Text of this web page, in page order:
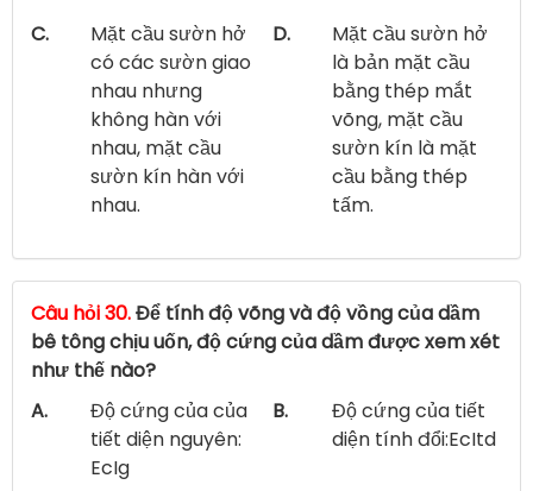
C.
Mặt cầu sườn hở
có các sườn giao
nhau nhưng
không hàn với
nhau, mặt cầu
sườn kín hàn với
nhau.
D.
Mặt cầu sườn hở
là bản mặt cầu
bằng thép mắt
võng, mặt cầu
sườn kín là mặt
cầu bằng thép
tấm.
Câu hỏi 30.Để tính độ võng và độ vồng của dầm
bê tông chịu uốn, độ cứng của dầm được xem xét
như thế nào?
A.
Độ cứng của của
tiết diện nguyên:
EcIg
B.
Độ cứng của tiết
diện tính đổi:EcItd